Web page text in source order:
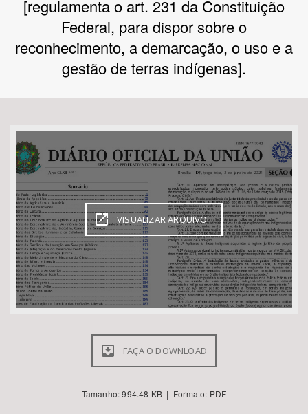
Bioma / Bacia
Área de Levantamento
Área Protegida
BUSCAR
[regulamenta o art. 231 da Constituição
Federal, para dispor sobre o
reconhecimento, a demarcação, o uso e a
gestão de terras indígenas].
VISUALIZAR ARQUIVO
FAÇA O DOWNLOAD
Tamanho: 994.48 KB | Formato: PDF